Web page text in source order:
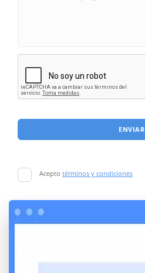
ENVIAR
Acepto términos y condiciones